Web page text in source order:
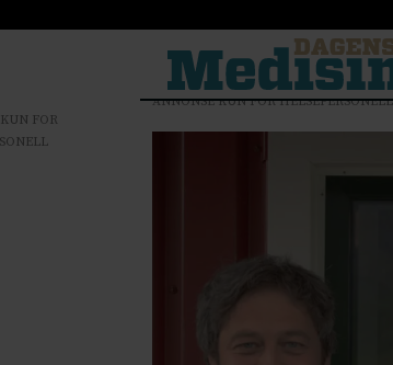
ANNONSE KUN FOR HELSEPERSONELL
FOR